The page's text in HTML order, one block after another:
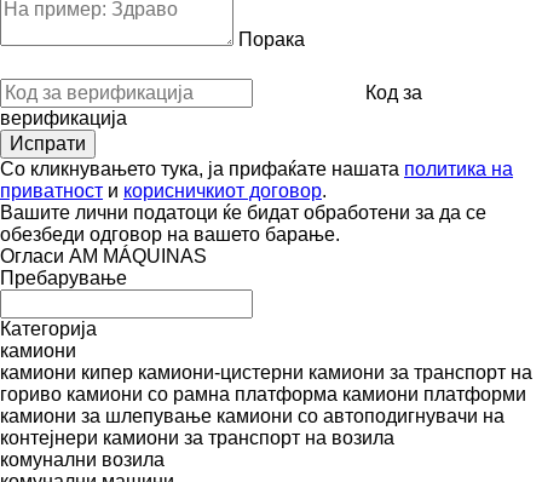
Порака
Код за
верификација
Со кликнувањето тука, ја прифаќате нашата политика на
приватност и корисничкиот договор.
Вашите лични податоци ќе бидат обработени за да се
обезбеди одговор на вашето барање.
Огласи AM MÁQUINAS
Пребарување
Категорија
камиони
камиони кипер камиони-цистерни камиони за транспорт на
гориво камиони со рамна платформа камиони платформи
камиони за шлепување камиони со автоподигнувачи на
контејнери камиони за транспорт на возила
комунални возила